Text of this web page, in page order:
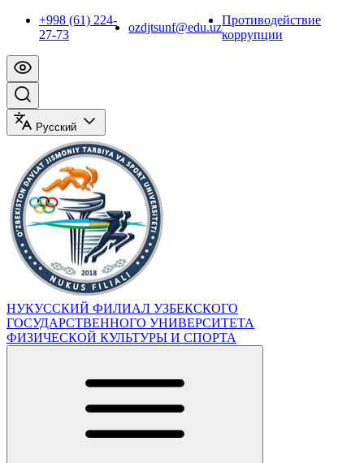
+998 (61) 224-
27-73
ozdjtsunf@edu.uz
Противодействие
коррупции
Русский
НУКУССКИЙ ФИЛИАЛ УЗБЕКСКОГО
ГОСУДАРСТВЕННОГО УНИВЕРСИТЕТА
ФИЗИЧЕСКОЙ КУЛЬТУРЫ И СПОРТА